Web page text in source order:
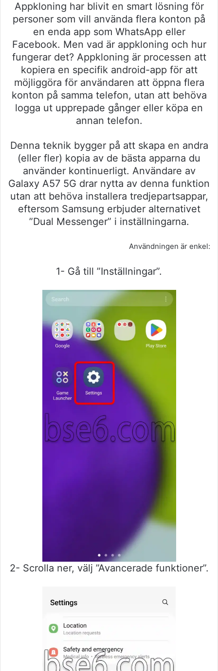
Appkloning har blivit en smart lösning för
personer som vill använda flera konton på
en enda app som WhatsApp eller
Facebook. Men vad är appkloning och hur
fungerar det? Appkloning är processen att
kopiera en specifik android-app för att
möjliggöra för användaren att öppna flera
konton på samma telefon, utan att behöva
logga ut upprepade gånger eller köpa en
annan telefon.
Denna teknik bygger på att skapa en andra
(eller fler) kopia av de bästa apparna du
använder kontinuerligt. Användare av
Galaxy A57 5G drar nytta av denna funktion
utan att behöva installera tredjepartsappar,
eftersom Samsung erbjuder alternativet
”Dual Messenger” i inställningarna.
Användningen är enkel:
1- Gå till ”Inställningar”.
2- Scrolla ner, välj ”Avancerade funktioner”.